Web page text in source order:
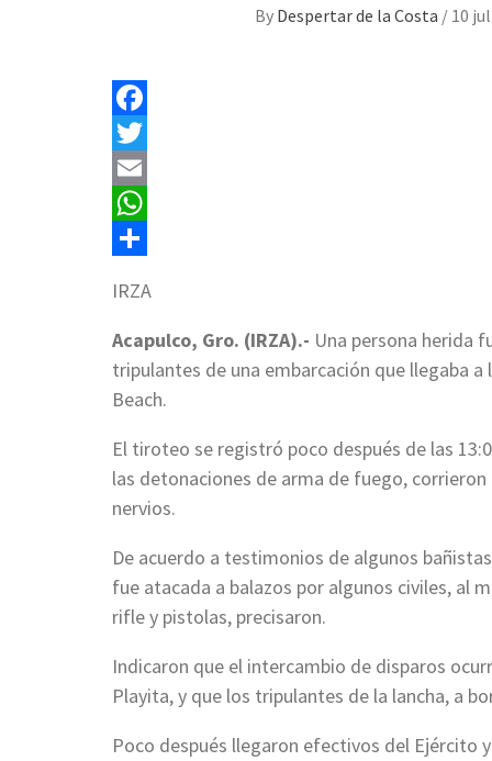
By Despertar de la Costa / 10
Facebook
Twitter
Email
WhatsApp
IRZA
Acapulco, Gro. (IRZA).- Una persona herida
tripulantes de una embarcación que llegaba
Beach.
El tiroteo se registró poco después de las
las detonaciones de arma de fuego,
nervios.
De acuerdo a testimonios de algunos
fue atacada a balazos por algunos civiles, al
rifle y pistolas, precisaron.
Indicaron que el intercambio de disparos
Playita, y que los tripulantes de la lancha, a
Poco después llegaron efectivos del Ejército